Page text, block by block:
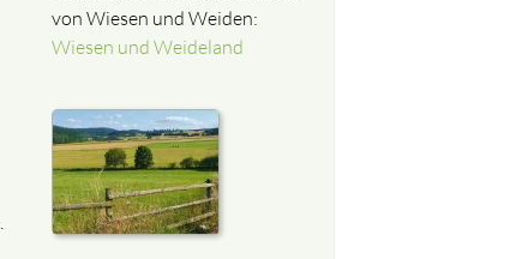
von Wiesen und Weiden:
Wiesen und Weideland